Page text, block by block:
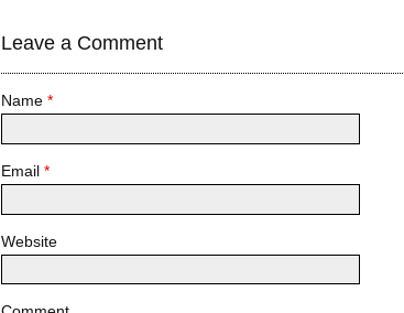
Leave a Comment
Name *
Email *
Website